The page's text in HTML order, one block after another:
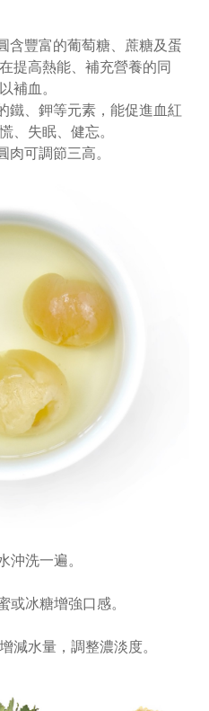
含豐富的葡萄糖、蔗糖及蛋
提高熱能、補充營養的同
補血。
鐵、鉀等元素，能促進血紅
、失眠、健忘。
肉可調節三高。
沖洗一遍。
或冰糖增強口感。
減水量，調整濃淡度。